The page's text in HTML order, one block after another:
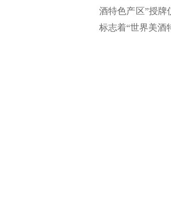
酒特色产区”授牌
标志着“世界美酒